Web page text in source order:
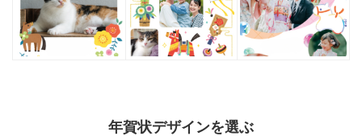
年賀状デザインを選ぶ